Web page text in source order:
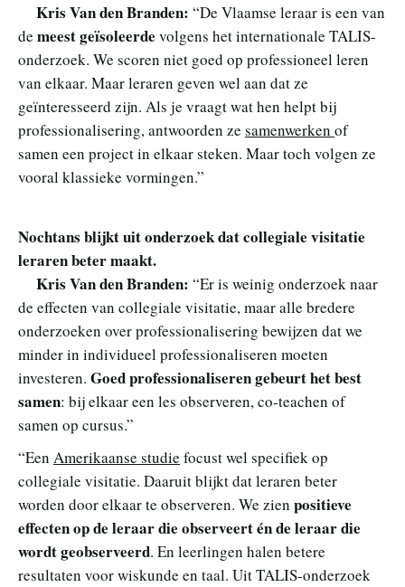
Kris Van den Branden: “De Vlaamse leraar is een van
de meest geïsoleerde volgens het internationale TALIS-
onderzoek. We scoren niet goed op professioneel leren
van elkaar. Maar leraren geven wel aan dat ze
geïnteresseerd zijn. Als je vraagt wat hen helpt bij
professionalisering, antwoorden ze samenwerken of
samen een project in elkaar steken. Maar toch volgen ze
vooral klassieke vormingen.”
Nochtans blijkt uit onderzoek dat collegiale visitatie
leraren beter maakt.
Kris Van den Branden: “Er is weinig onderzoek naar
de effecten van collegiale visitatie, maar alle bredere
onderzoeken over professionalisering bewijzen dat we
minder in individueel professionaliseren moeten
investeren. Goed professionaliseren gebeurt het best
samen: bij elkaar een les observeren, co-teachen of
samen op cursus.”
“Een Amerikaanse studie focust wel specifiek op
collegiale visitatie. Daaruit blijkt dat leraren beter
worden door elkaar te observeren. We zien positieve
effecten op de leraar die observeert én de leraar die
wordt geobserveerd. En leerlingen halen betere
resultaten voor wiskunde en taal. Uit TALIS-onderzoek